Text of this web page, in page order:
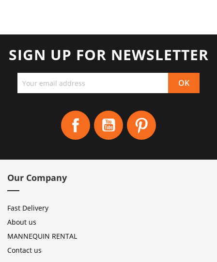
SIGN UP FOR NEWSLETTER
Facebook YouTube
Our Company
Fast Delivery
About us
MANNEQUIN RENTAL
Contact us